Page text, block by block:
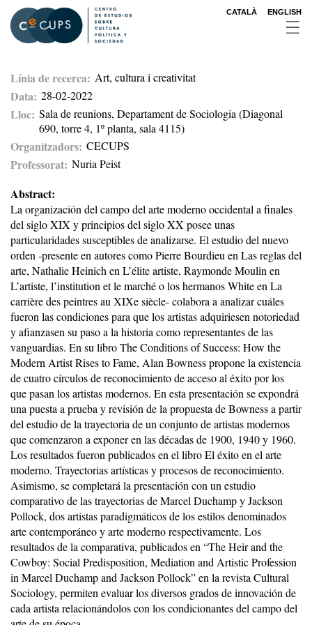
contenido
principal
CATALÀ ENGLISH
Línia de recerca Art, cultura i creativitat
Data 28-02-2022
Lloc Sala de reunions, Departament de Sociologia (Diagonal
690, torre 4, 1º planta, sala 4115)
Organitzadors CECUPS
Professorat Nuria Peist
Abstract:
La organización del campo del arte moderno occidental a finales
del siglo XIX y principios del siglo XX posee unas
particularidades susceptibles de analizarse. El estudio del nuevo
orden -presente en autores como Pierre Bourdieu en Las reglas del
arte, Nathalie Heinich en L’élite artiste, Raymonde Moulin en
L’artiste, l’institution et le marché o los hermanos White en La
carrière des peintres au XIXe siècle- colabora a analizar cuáles
fueron las condiciones para que los artistas adquiriesen notoriedad
y afianzasen su paso a la historia como representantes de las
vanguardias. En su libro The Conditions of Success: How the
Modern Artist Rises to Fame, Alan Bowness propone la existencia
de cuatro círculos de reconocimiento de acceso al éxito por los
que pasan los artistas modernos. En esta presentación se expondrá
una puesta a prueba y revisión de la propuesta de Bowness a partir
del estudio de la trayectoria de un conjunto de artistas modernos
que comenzaron a exponer en las décadas de 1900, 1940 y 1960.
Los resultados fueron publicados en el libro El éxito en el arte
moderno. Trayectorias artísticas y procesos de reconocimiento.
Asimismo, se completará la presentación con un estudio
comparativo de las trayectorias de Marcel Duchamp y Jackson
Pollock, dos artistas paradigmáticos de los estilos denominados
arte contemporáneo y arte moderno respectivamente. Los
resultados de la comparativa, publicados en “The Heir and the
Cowboy: Social Predisposition, Mediation and Artistic Profession
in Marcel Duchamp and Jackson Pollock” en la revista Cultural
Sociology, permiten evaluar los diversos grados de innovación de
cada artista relacionándolos con los condicionantes del campo del